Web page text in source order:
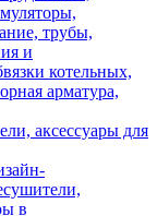
трубы,
и
котельных,
арматура,
аксессуары для
в